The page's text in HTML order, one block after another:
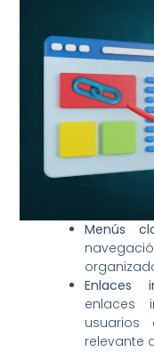
Menús
Enlaces
enlaces
relevante